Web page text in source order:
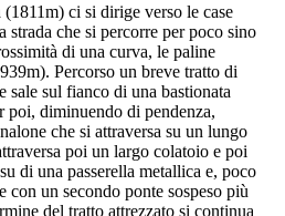
ci si dirige verso le case
strada che si percorre per poco sino
di una curva, le paline
Percorso un breve tratto di
sale sul fianco di una bastionata
poi, diminuendo di pendenza,
che si attraversa su un lungo
poi un largo colatoio e poi
di una passerella metallica e, poco
con un secondo ponte sospeso più
del tratto attrezzato si continua